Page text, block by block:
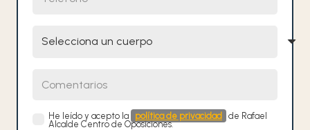
He leído y acepto la política de privacidad
de Rafael
Alcalde Centro de Oposiciones.